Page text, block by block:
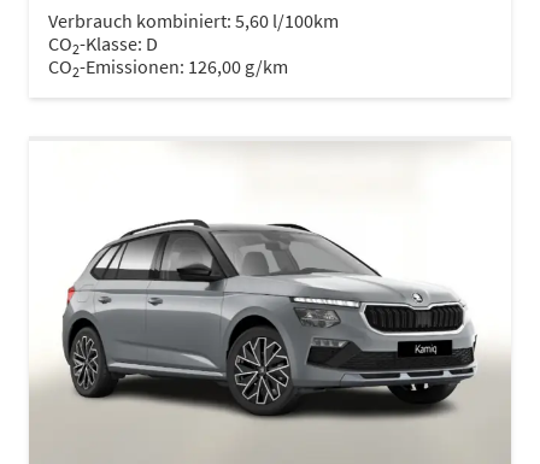
Verbrauch kombiniert: 5,60 l/100km
CO2-Klasse: D
CO2-Emissionen: 126,00 g/km